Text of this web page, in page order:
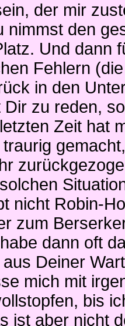
der mir
nimmst den
Und dann
Fehlern
in den
Dir zu reden,
Zeit hat
nicht Robin-
zum
dann oft
Deiner
mich mit
bis
ist aber nicht